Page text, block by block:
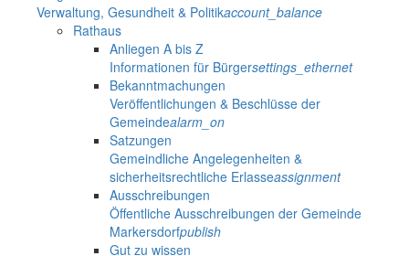
Verwaltung, Gesundheit & Politikaccount_balance
Rathaus
Anliegen A bis Z
Informationen für Bürgersettings_ethernet
Bekanntmachungen
Veröffentlichungen & Beschlüsse der
Gemeindealarm_on
Satzungen
Gemeindliche Angelegenheiten &
sicherheitsrechtliche Erlasseassignment
Ausschreibungen
Öffentliche Ausschreibungen der Gemeinde
Markersdorfpublish
Gut zu wissen